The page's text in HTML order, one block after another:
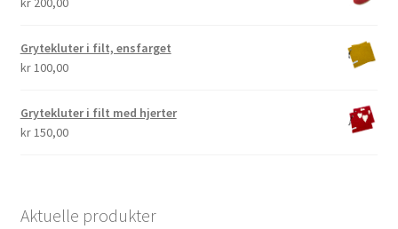
Grytekluter i filt, ensfarget
kr100,00
Grytekluter i filt med hjerter
kr150,00
Aktuelle produkter